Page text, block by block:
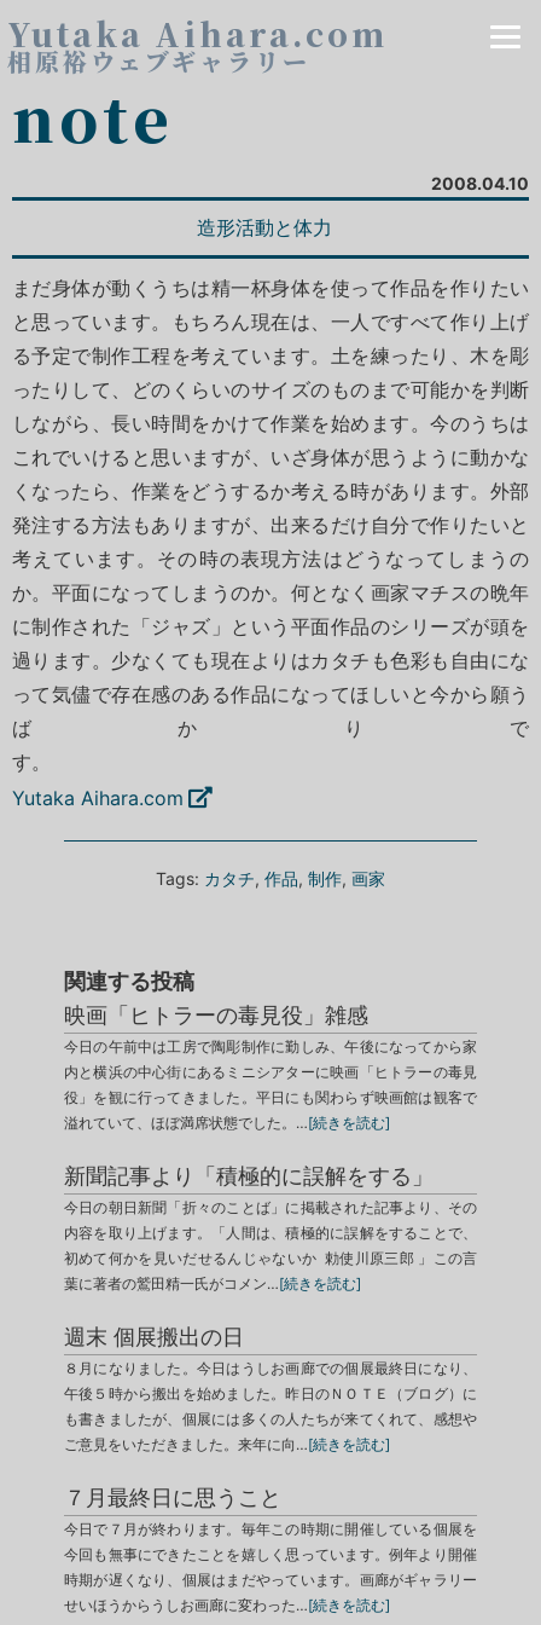
Yutaka Aihara.com
相原裕ウェブギャラリー
note
2008.04.10
造形活動と体力
まだ身体が動くうちは精一杯身体を使って作品を作りたい
と思っています。もちろん現在は、一人ですべて作り上げ
る予定で制作工程を考えています。土を練ったり、木を彫
ったりして、どのくらいのサイズのものまで可能かを判断
しながら、長い時間をかけて作業を始めます。今のうちは
これでいけると思いますが、いざ身体が思うように動かな
くなったら、作業をどうするか考える時があります。外部
発注する方法もありますが、出来るだけ自分で作りたいと
考えています。その時の表現方法はどうなってしまうの
か。平面になってしまうのか。何となく画家マチスの晩年
に制作された「ジャズ」という平面作品のシリーズが頭を
過ります。少なくても現在よりはカタチも色彩も自由にな
って気儘で存在感のある作品になってほしいと今から願う
ばかりで
す
Yutaka Aihara.com
Tags: カタチ, 作品, 制作, 画家
関連する投稿
映画「ヒトラーの毒見役」雑感
今日の午前中は工房で陶彫制作に勤しみ、午後になってから家
内と横浜の中心街にあるミニシアターに映画「ヒトラーの毒見
役」を観に行ってきました。平日にも関わらず映画館は観客で
溢れていて、ほぼ満席状態でした。…[続きを読む]
新聞記事より「積極的に誤解をする」
今日の朝日新聞「折々のことば」に掲載された記事より、その
内容を取り上げます。「人間は、積極的に誤解をすることで、
初めて何かを見いだせるんじゃないか 勅使川原三郎 」この言
葉に著者の鷲田精一氏がコメン…[続きを読む]
週末 個展搬出の日
８月になりました。今日はうしお画廊での個展最終日になり、
午後５時から搬出を始めました。昨日のＮＯＴＥ（ブログ）に
も書きましたが、個展には多くの人たちが来てくれて、感想や
ご意見をいただきました。来年に向…[続きを読む]
７月最終日に思うこと
今日で７月が終わります。毎年この時期に開催している個展を
今回も無事にできたことを嬉しく思っています。例年より開催
時期が遅くなり、個展はまだやっています。画廊がギャラリー
せいほうからうしお画廊に変わった…[続きを読む]